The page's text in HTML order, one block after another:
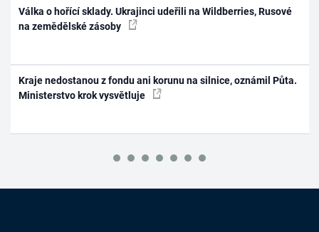
Válka o hořící sklady. Ukrajinci udeřili na Wildberries, Rusové
na zemědělské zásoby
Kraje nedostanou z fondu ani korunu na silnice, oznámil Půta.
Ministerstvo krok vysvětluje